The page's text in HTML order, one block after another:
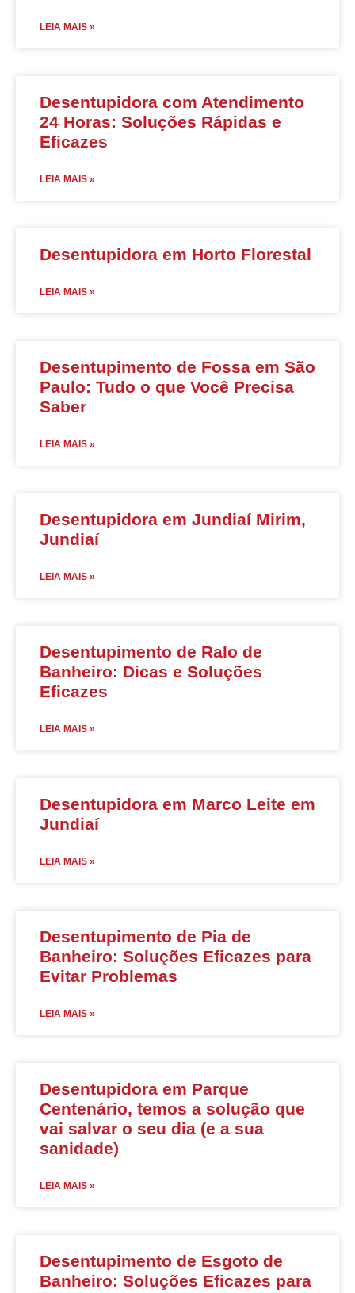
LEIA MAIS »
Desentupidora com Atendimento
24 Horas: Soluções Rápidas e
Eficazes
LEIA MAIS »
Desentupidora em Horto Florestal
LEIA MAIS »
Desentupimento de Fossa em São
Paulo: Tudo o que Você Precisa
Saber
LEIA MAIS »
Desentupidora em Jundiaí Mirim,
Jundiaí
LEIA MAIS »
Desentupimento de Ralo de
Banheiro: Dicas e Soluções
Eficazes
LEIA MAIS »
Desentupidora em Marco Leite em
Jundiaí
LEIA MAIS »
Desentupimento de Pia de
Banheiro: Soluções Eficazes para
Evitar Problemas
LEIA MAIS »
Desentupidora em Parque
Centenário, temos a solução que
vai salvar o seu dia (e a sua
sanidade)
LEIA MAIS »
Desentupimento de Esgoto de
Banheiro: Soluções Eficazes para